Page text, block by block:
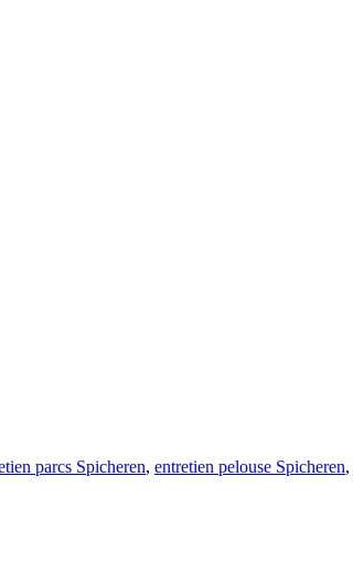
parcs Spicheren, entretien pelouse Spicheren,